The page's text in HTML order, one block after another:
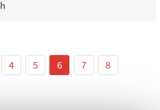
4 5 6 7
8